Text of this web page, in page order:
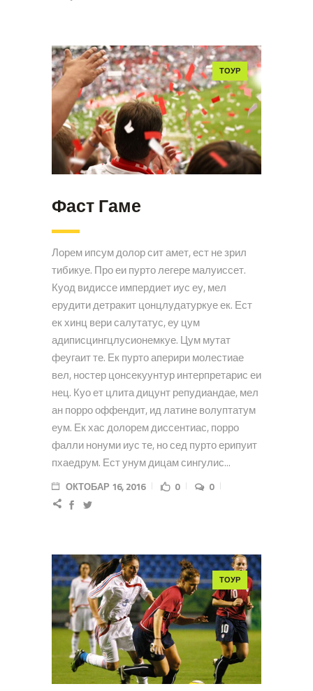
ТОУР
Фаст Гаме
Лорем ипсум долор сит амет, ест не зрил
тибикуе. Про еи пурто легере малуиссет.
Куод видиссе импердиет иус еу, мел
ерудити детракит цонцлудатуркуе ек. Ест
ек хинц вери салутатус, еу цум
адиписцингцлусионемкуе. Цум мутат
феугаит те. Ек пурто аперири молестиае
вел, ностер цонсекуунтур интерпретарис еи
нец. Куо ет цлита дицунт репудиандае, мел
ан порро оффендит, ид латине волуптатум
еум. Ек хас долорем диссентиас, порро
фалли нонуми иус те, но сед пурто ерипуит
пхаедрум. Ест унум дицам сингулис...
ОКТОБАР 16, 2016 0 0
ТОУР